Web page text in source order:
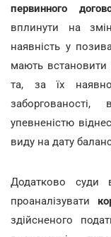
первинного
вплинути на
наявність у
мають встановити
та, за їх
упевненістю
виду на дату
Додатково суди
проаналізувати
здійсненого